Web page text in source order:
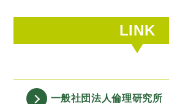
LINK
一般社団法人倫理研究所